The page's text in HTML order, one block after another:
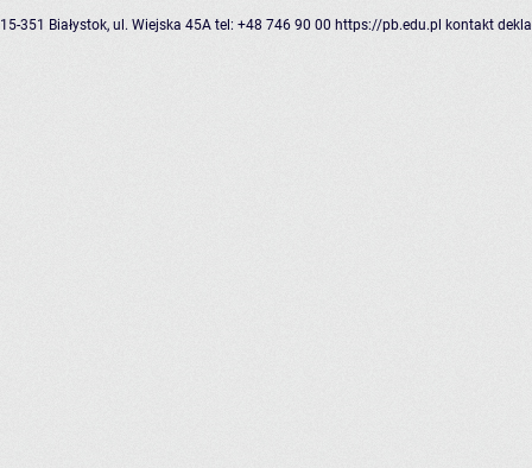
15-351 Białystok, ul. Wiejska 45A tel: +48 746 90 00 https://pb.edu.pl kontakt